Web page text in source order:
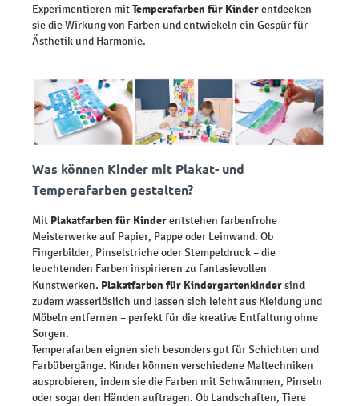
Experimentieren mitTemperafarben für Kinderentdecken
sie die Wirkung von Farben und entwickeln ein Gespür für
Ästhetik und Harmonie.
Was können Kinder mit Plakat- und
Temperafarbengestalten?
Mit Plakatfarben für Kinderentstehen farbenfrohe
Meisterwerke auf Papier, Pappe oder Leinwand. Ob
Fingerbilder, Pinselstriche oder Stempeldruck – die
leuchtenden Farben inspirieren zu fantasievollen
Kunstwerken. Plakatfarben für Kindergartenkindersind
zudem wasserlöslich und lassen sich leicht aus Kleidung und
Möbeln entfernen – perfekt für die kreative Entfaltung ohne
Sorgen.
Temperafarben eignen sich besonders gut für Schichten und
Farbübergänge. Kinder können verschiedene Maltechniken
ausprobieren, indem sie die Farben mit Schwämmen, Pinseln
oder sogar den Händen auftragen. Ob Landschaften, Tiere